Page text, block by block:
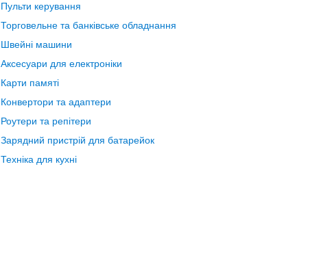
Пульти керування
Торговельне та банківське обладнання
Швейні машини
Аксесуари для електроніки
Карти памяті
Конвертори та адаптери
Роутери та репітери
Зарядний пристрій для батарейок
Техніка для кухні